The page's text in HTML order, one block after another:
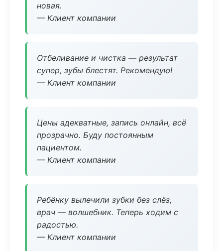
новая.
— Клиент компании
Отбеливание и чистка — результат
супер, зубы блестят. Рекомендую!
— Клиент компании
Цены адекватные, запись онлайн, всё
прозрачно. Буду постоянным
пациентом.
— Клиент компании
Ребёнку вылечили зубки без слёз,
врач — волшебник. Теперь ходим с
радостью.
— Клиент компании